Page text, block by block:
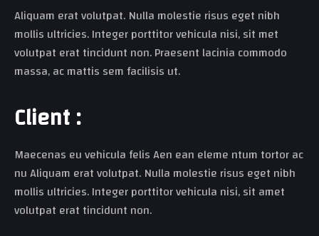
Aliquam erat volutpat. Nulla molestie risus eget nibh
mollis ultricies. Integer porttitor vehicula nisi, sit met
volutpat erat tincidunt non. Praesent lacinia commodo
massa, ac mattis sem facilisis ut.
Client:
Maecenas eu vehicula felis Aen ean eleme ntum tortor ac
nu Aliquam erat volutpat. Nulla molestie risus eget nibh
mollis ultricies. Integer porttitor vehicula nisi, sit amet
volutpat erat tincidunt non.